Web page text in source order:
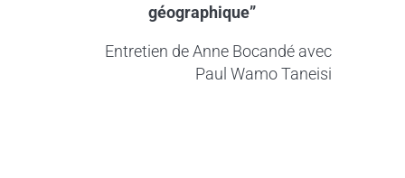
géographique”
Entretien de Anne Bocandé avec
Paul Wamo Taneisi